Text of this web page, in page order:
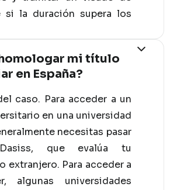
si la duración supera los
mi título
en España?
caso. Para acceder a un
en una universidad
necesitas pasar
que evalúa tu
extranjero. Para acceder a
algunas universidades